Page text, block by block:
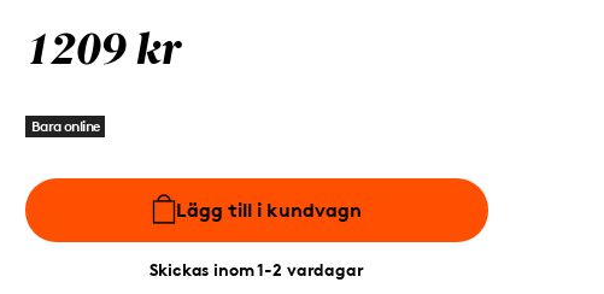
1209 kr
Bara online
Lägg till i kundvagn
Skickas inom 1-2 vardagar